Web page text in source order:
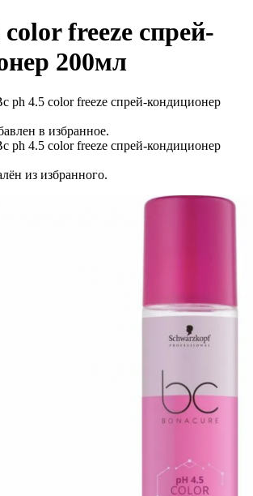
freeze спрей-
200мл
ph 4.5 color freeze спрей-кондиционер
в избранное.
ph 4.5 color freeze спрей-кондиционер
из избранного.